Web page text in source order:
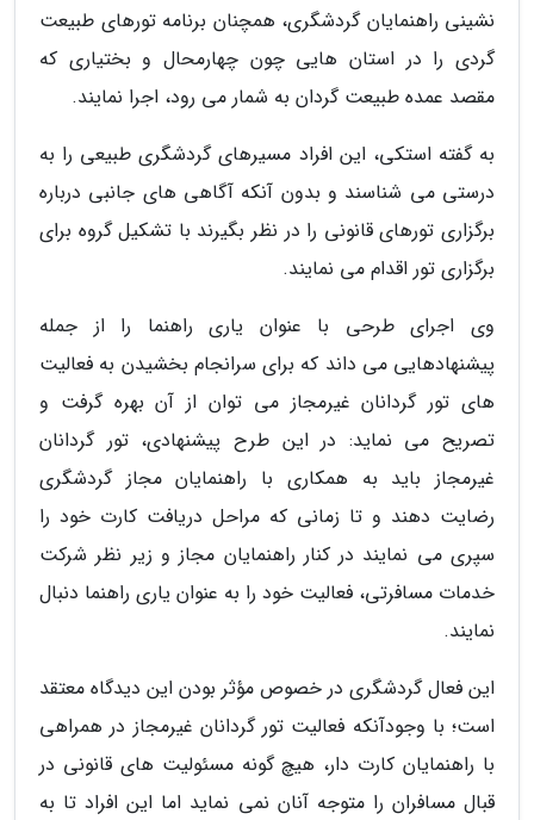
نشینی راهنمایان گردشگری، همچنان برنامه تورهای طبیعت
گردی را در استان هایی چون چهارمحال و بختیاری که
مقصد عمده طبیعت گردان به شمار می رود، اجرا نمایند.
به گفته استکی، این افراد مسیرهای گردشگری طبیعی را به
درستی می شناسند و بدون آنکه آگاهی های جانبی درباره
برگزاری تورهای قانونی را در نظر بگیرند با تشکیل گروه برای
برگزاری تور اقدام می نمایند.
وی اجرای طرحی با عنوان یاری راهنما را از جمله
پیشنهادهایی می داند که برای سرانجام بخشیدن به فعالیت
های تور گردانان غیرمجاز می توان از آن بهره گرفت و
تصریح می نماید: در این طرح پیشنهادی، تور گردانان
غیرمجاز باید به همکاری با راهنمایان مجاز گردشگری
رضایت دهند و تا زمانی که مراحل دریافت کارت خود را
سپری می نمایند در کنار راهنمایان مجاز و زیر نظر شرکت
خدمات مسافرتی، فعالیت خود را به عنوان یاری راهنما دنبال
نمایند.
این فعال گردشگری در خصوص مؤثر بودن این دیدگاه معتقد
است؛ با وجودآنکه فعالیت تور گردانان غیرمجاز در همراهی
با راهنمایان کارت دار، هیچ گونه مسئولیت های قانونی در
قبال مسافران را متوجه آنان نمی نماید اما این افراد تا به